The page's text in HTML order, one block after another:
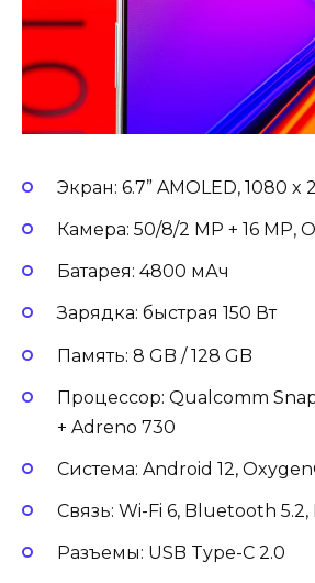
Экран: 6.7” AMOLED, 1080 x
Камера: 50/8/2 MP + 16 MP,
Батарея: 4800 мАч
Зарядка: быстрая 150 Вт
Память: 8 GB / 128 GB
Процессор: Qualcomm
+ Adreno 730
Система: Android 12,
Связь: Wi-Fi 6, Bluetooth 5.2,
Разъемы: USB Type-C 2.0